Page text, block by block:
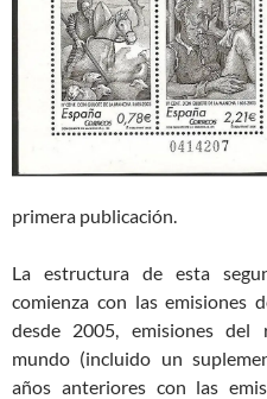
primera publicación.
La estructura de esta
comienza con las emisiones
desde 2005, emisiones del
mundo (incluido un
años anteriores con las